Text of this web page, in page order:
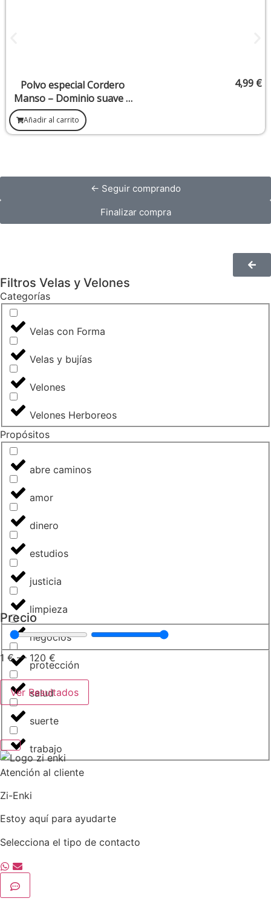
Polvo especial Cordero
Manso – Dominio suave y
armonioso
4,99 €
Añadir al carrito
← Seguir comprando
Finalizar compra
Filtros Velas y Velones
Categorías
Velas con Forma
Velas y bujías
Velones
Velones Herboreos
Propósitos
abre caminos
amor
dinero
estudios
justicia
limpieza
negocios
protección
salud
suerte
trabajo
Precio
1 €— 120 €
Ver Resultados
Atención al cliente
Zi-Enki
Estoy aquí para ayudarte
Selecciona el tipo de contacto